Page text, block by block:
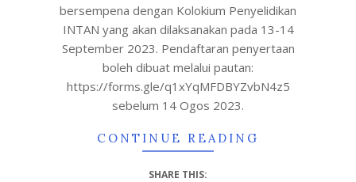
bersempena dengan Kolokium Penyelidikan
INTAN yang akan dilaksanakan pada 13-14
September 2023. Pendaftaran penyertaan
boleh dibuat melalui pautan:
https://forms.gle/q1xYqMFDBYZvbN4z5
sebelum 14 Ogos 2023.
CONTINUE READING
SHARE THIS: